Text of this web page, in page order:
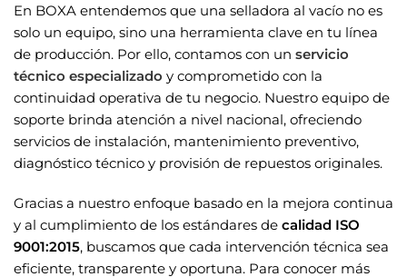
En BOXA entendemos que una selladora al vacío no es
solo un equipo, sino una herramienta clave en tu línea
de producción. Por ello, contamos con un servicio
técnico especializado y comprometido con la
continuidad operativa de tu negocio. Nuestro equipo de
soporte brinda atención a nivel nacional, ofreciendo
servicios de instalación, mantenimiento preventivo,
diagnóstico técnico y provisión de repuestos originales.
Gracias a nuestro enfoque basado en la mejora continua
y al cumplimiento de los estándares de calidad ISO
9001:2015, buscamos que cada intervención técnica sea
eficiente, transparente y oportuna. Para conocer más